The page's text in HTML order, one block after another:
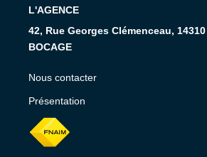
L'AGENCE
42, Rue Georges Clémenceau,
BOCAGE
Nous contacter
Présentation